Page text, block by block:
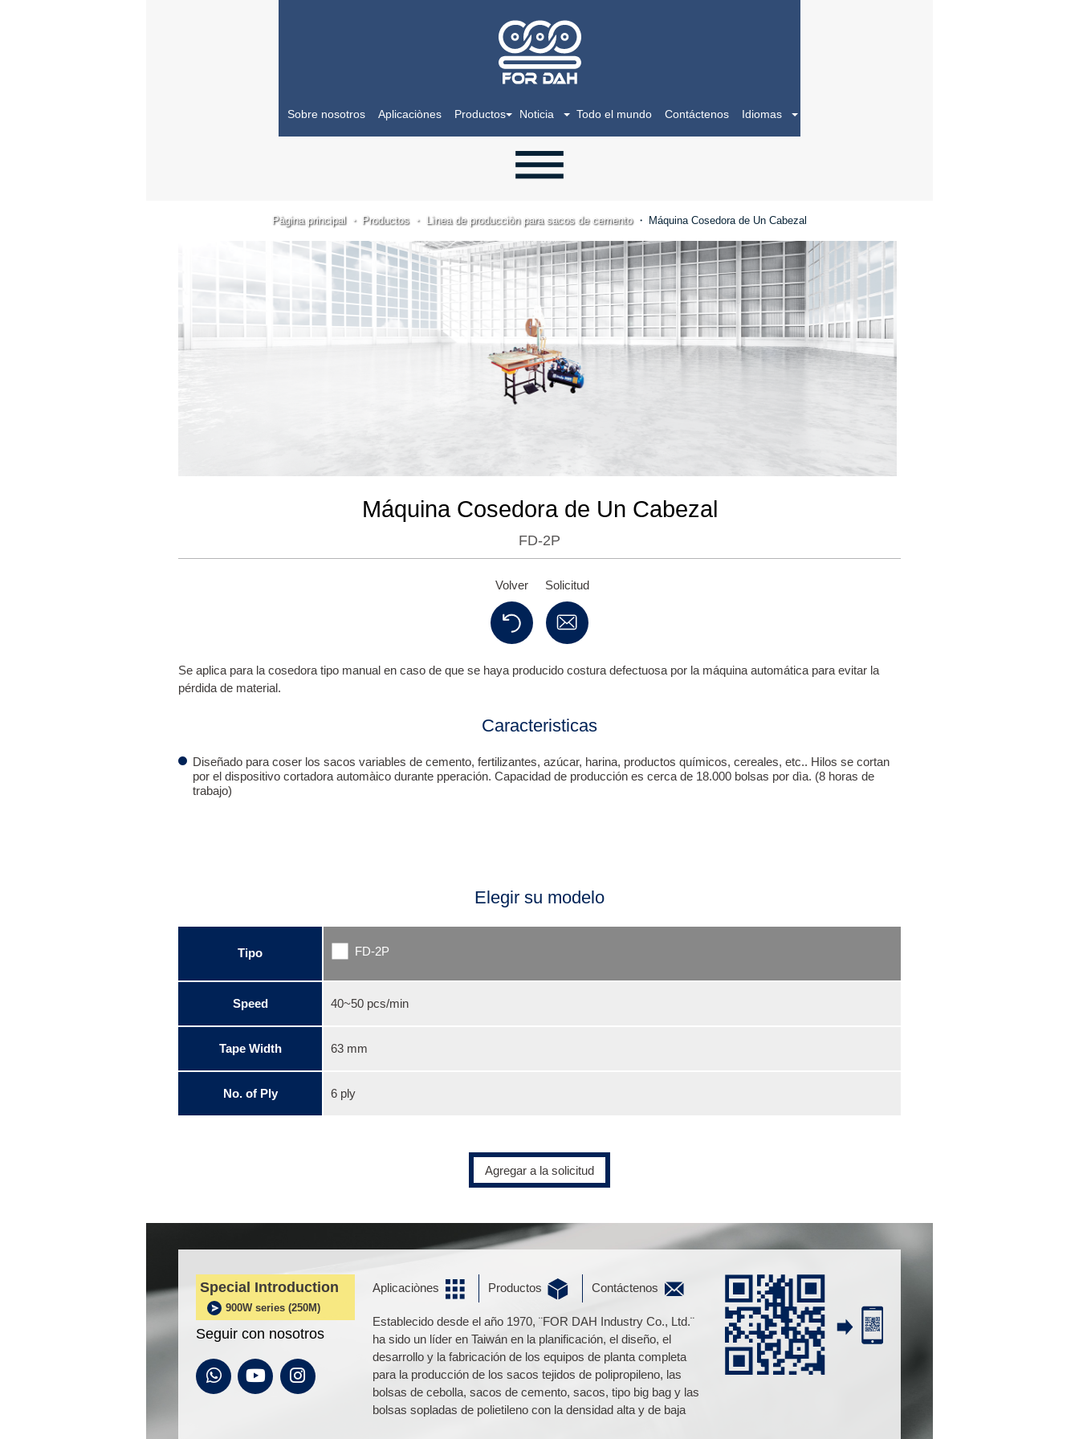
Sobre nosotros Aplicaciònes Productos Noticia Todo el mundo Contáctenos Idiomas
Pàgina principal Productos Lìnea de producciòn para sacos de cemento Máquina Cosedora de Un Cabezal
Máquina Cosedora de Un Cabezal
FD-2P
Volver Solicitud
Se aplica para la cosedora tipo manual en caso de que se haya producido costura defectuosa por la máquina automática para evitar la
pérdida de material.
Caracteristicas
Diseñado para coser los sacos variables de cemento, fertilizantes, azúcar, harina, productos químicos, cereales, etc.. Hilos se cortan
por el dispositivo cortadora automàico durante pperación. Capacidad de producción es cerca de 18.000 bolsas por dìa. (8 horas de
trabajo)
Elegir su modelo
Tipo FD-2P
Speed 40~50 pcs/min
Tape Width 63 mm
No. of Ply 6 ply
Agregar a la solicitud
Aplicaciònes Productos Contáctenos
Establecido desde el año 1970, ¨FOR DAH Industry Co., Ltd.¨
ha sido un líder en Taiwán en la planificación, el diseño, el
desarrollo y la fabricación de los equipos de planta completa
para la producción de los sacos tejidos de polipropileno, las
bolsas de cebolla, sacos de cemento, sacos, tipo big bag y las
bolsas sopladas de polietileno con la densidad alta y de baja
Special Introduction
900W series (250M)
Seguir con nosotros